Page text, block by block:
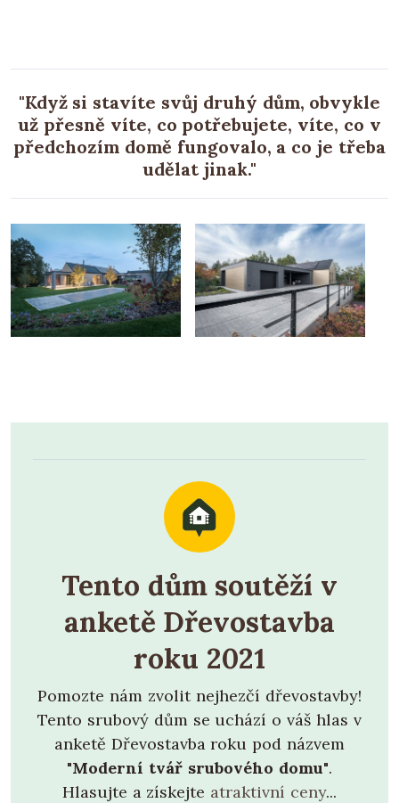
"Když si stavíte svůj druhý dům, obvykle
už přesně víte, co potřebujete, víte, co v
předchozím domě fungovalo, a co je třeba
udělat jinak."
Tento dům soutěží v
anketě Dřevostavba
roku 2021
Pomozte nám zvolit nejhezčí dřevostavby!
Tento srubový dům se uchází o váš hlas v
anketě Dřevostavba roku pod názvem
"Moderní tvář srubového domu".
Hlasujte a získejte atraktivní ceny...